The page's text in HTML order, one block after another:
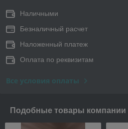
Наличными
Безналичный расчет
Наложенный платеж
Оплата по реквизитам
Все условия оплаты
Подобные товары компании